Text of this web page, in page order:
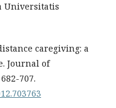
Universitatis
caregiving: a
Journal of
707.